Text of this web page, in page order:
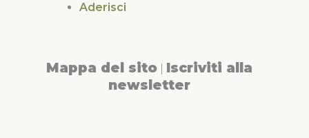
Aderisci
Mappa del sito Iscriviti alla
newsletter